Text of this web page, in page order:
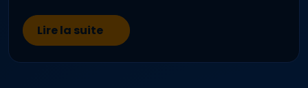
Lire la suite